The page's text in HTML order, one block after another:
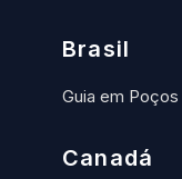
Brasil
Guia em
Canadá